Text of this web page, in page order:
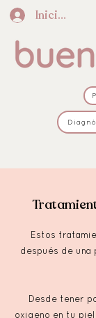
Iniciar
Estos
después de una
Desde tener
oxigeno en tu